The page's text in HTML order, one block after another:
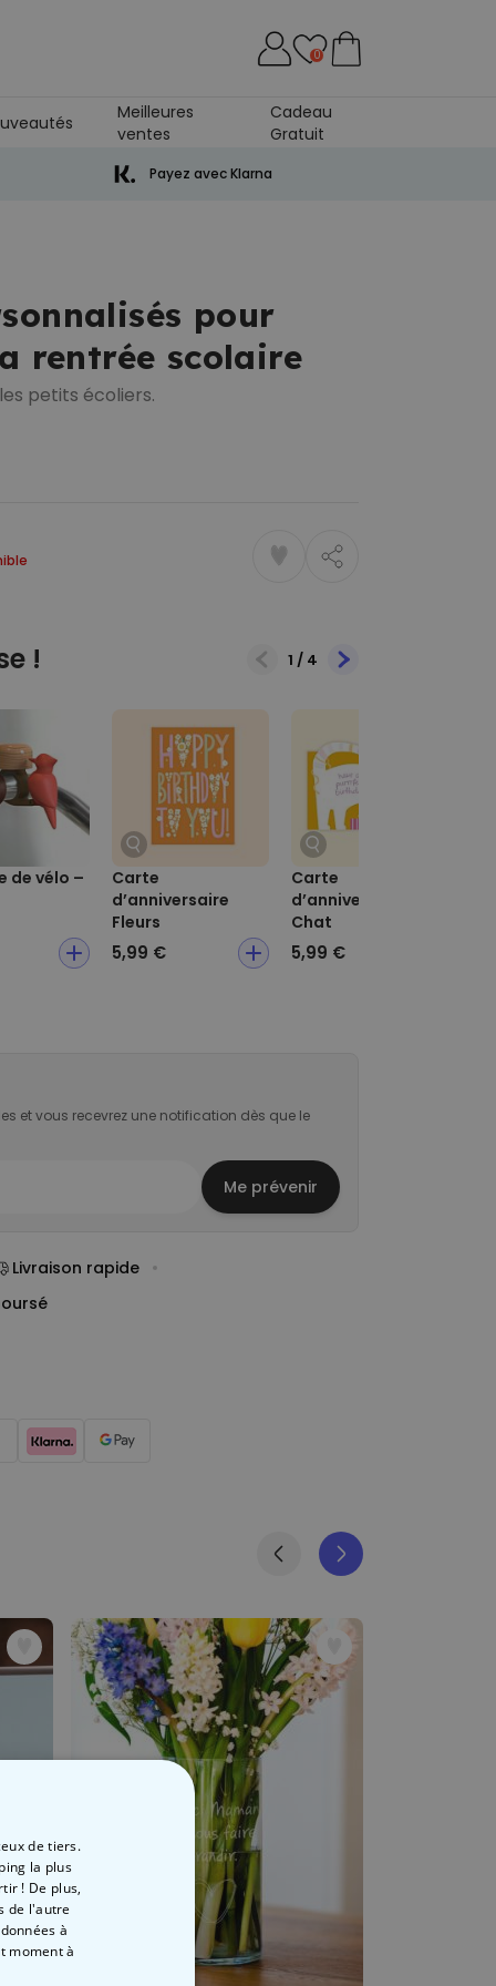
0
Meilleures
ventes
Cadeau
Gratuit
Payez avec Klarna
pour
rentrée scolaire
petits écoliers.
! 1 / 4
de vélo –
Carte
d’anniversaire
Fleurs
5,99 €
Carte
d’anniversaire
Chat
5,99 €
et vous recevrez une notification dès que le
Me prévenir
Livraison rapide
de tiers.
la plus
! De plus,
de l'autre
à
moment à